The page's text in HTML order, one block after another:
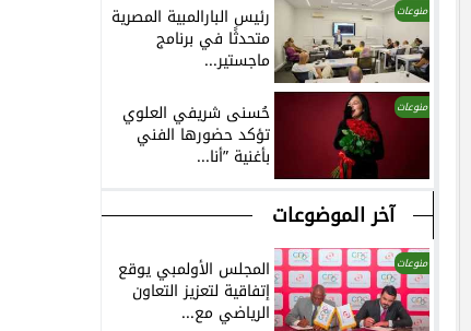
منوعات رئيس البارالمبية المصرية
متحدثًا في برنامج
ماجستير...
منوعات حُسنى شريفي العلوي
تؤكد حضورها الفني
بأغنية ”أنا...
آخر الموضوعات
منوعات المجلس الأولمبي يوقع
إتفاقية لتعزيز التعاون
الرياضي مع...